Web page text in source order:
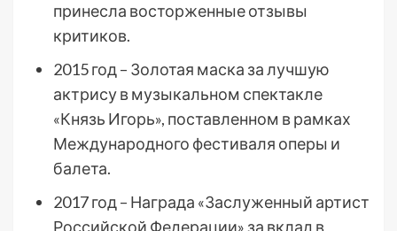
принесла восторженные отзывы
критиков.
2015 год – Золотая маска за лучшую
актрису в музыкальном спектакле
«Князь Игорь», поставленном в рамках
Международного фестиваля оперы и
балета.
2017 год – Награда «Заслуженный артист
Российской Федерации» за вклад в